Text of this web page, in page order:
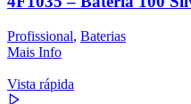
Profissional, Baterias
Mais Info
Vista rápida